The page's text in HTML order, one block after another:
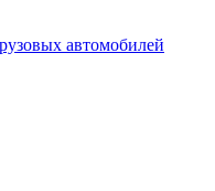
автомобилей